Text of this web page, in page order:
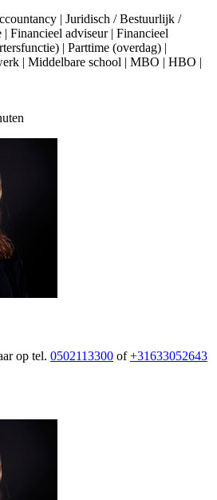
| Juridisch / Bestuurlijk /
Financieel adviseur | Financieel
| Parttime (overdag) |
| Middelbare school | MBO | HBO |
op tel. 0502113300 of+31633052643